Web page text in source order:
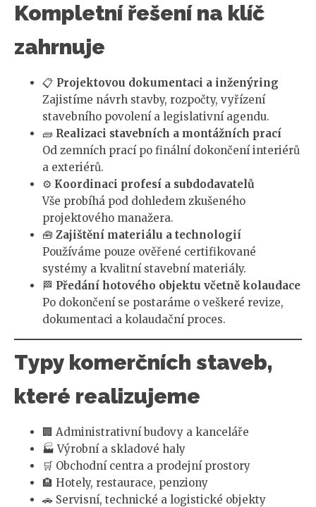
Kompletní řešení na klíč
zahrnuje
📋 Projektovou dokumentaci a inženýring
Zajistíme návrh stavby, rozpočty, vyřízení
stavebního povolení a legislativní agendu.
🧱 Realizaci stavebních a montážních prací
Od zemních prací po finální dokončení interiérů
a exteriérů.
⚙️ Koordinaci profesí a subdodavatelů
Vše probíhá pod dohledem zkušeného
projektového manažera.
🧰 Zajištění materiálu a technologií
Používáme pouze ověřené certifikované
systémy a kvalitní stavební materiály.
🏁 Předání hotového objektu včetně kolaudace
Po dokončení se postaráme o veškeré revize,
dokumentaci a kolaudační proces.
Typy komerčních staveb,
které realizujeme
🏢 Administrativní budovy a kanceláře
🏭 Výrobní a skladové haly
🛒 Obchodní centra a prodejní prostory
🏨 Hotely, restaurace, penziony
🚗 Servisní, technické a logistické objekty